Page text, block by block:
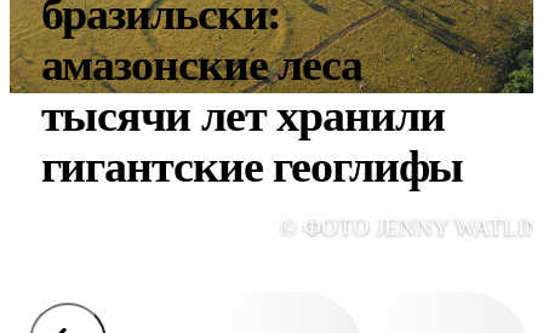
бразильски:
амазонские леса
тысячи лет хранили
гигантские геоглифы
© ФОТО JENNY